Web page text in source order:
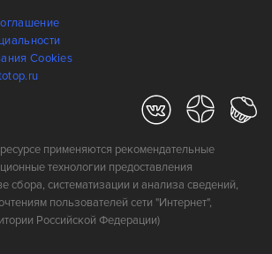
Cookies
применяются рекомендательные
технологии предоставления
сбора, систематизации и анализа сведений,
пользователей сети "Интернет",
Российской Федерации)